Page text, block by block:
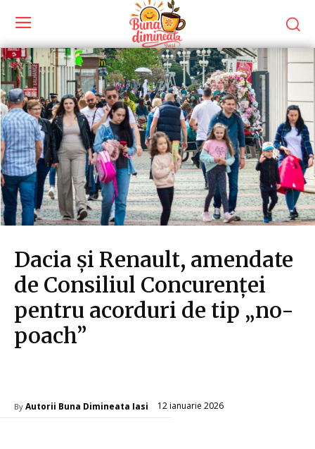
Dacia și Renault, amendate
de Consiliul Concurenței
pentru acorduri de tip „no-
poach”
By Autorii Buna Dimineata Iasi 12 ianuarie 2026